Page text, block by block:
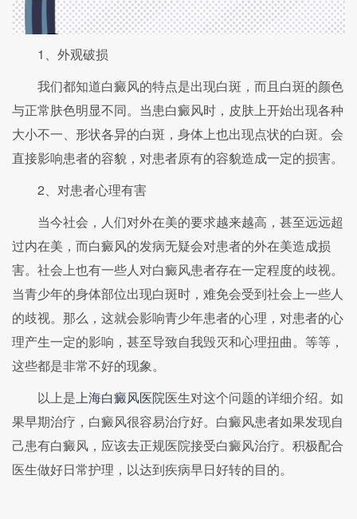
1、外观破损
我们都知道白癜风的特点是出现白斑，而且白斑的颜色
与正常肤色明显不同。当患白癜风时，皮肤上开始出现各种
大小不一、形状各异的白斑，身体上也出现点状的白斑。会
直接影响患者的容貌，对患者原有的容貌造成一定的损害。
2、对患者心理有害
当今社会，人们对外在美的要求越来越高，甚至远远超
过内在美，而白癜风的发病无疑会对患者的外在美造成损
害。社会上也有一些人对白癜风患者存在一定程度的歧视。
当青少年的身体部位出现白斑时，难免会受到社会上一些人
的歧视。那么，这就会影响青少年患者的心理，对患者的心
理产生一定的影响，甚至导致自我毁灭和心理扭曲。等等，
这些都是非常不好的现象。
以上是上海白癜风医院医生对这个问题的详细介绍。如
果早期治疗，白癜风很容易治疗好。白癜风患者如果发现自
己患有白癜风，应该去正规医院接受白癜风治疗。积极配合
医生做好日常护理，以达到疾病早日好转的目的。